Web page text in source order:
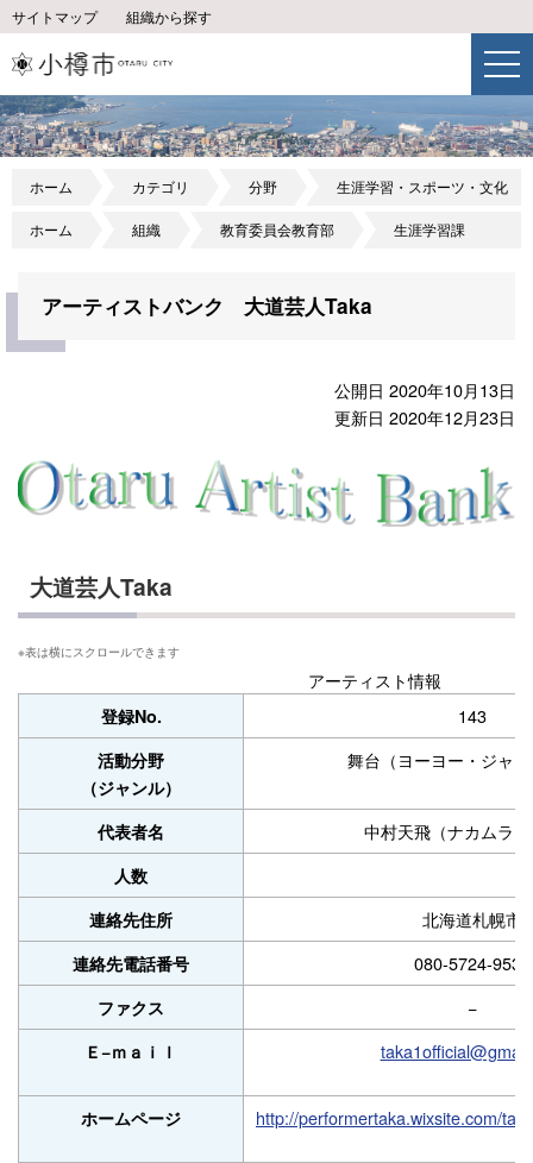
サイトマップ 組織から探す
ホーム カテゴリ 分野 生涯学習・スポーツ・文化
ホーム 組織 教育委員会教育部 生涯学習課
アーティストバンク 大道芸人Taka
公開日 2020年10月13日
更新日 2020年12月23日
大道芸人Taka
アーティスト情報
登録No. 143
活動分野
（ジャンル）
舞台（ヨーヨー・ジャ
代表者名 中村天飛（ナカムラ
人数
連絡先住所
北海道札幌市
連絡先電話番号 080-5724-9530
ファクス −
Ｅ−ｍａｉｌ
ホームページ http://performertaka.wixsite.com/